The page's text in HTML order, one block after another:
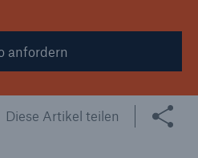
anfordern
Diese Artikel teilen